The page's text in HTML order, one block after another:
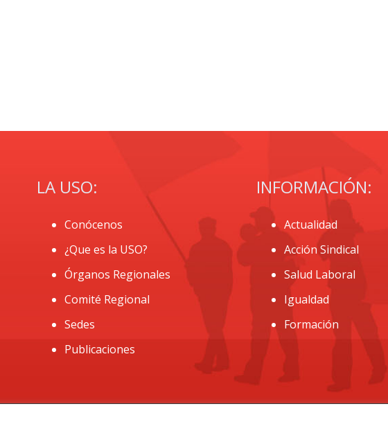
LA USO:
Conócenos
¿Que es la USO?
Órganos Regionales
Comité Regional
Sedes
Publicaciones
INFORMACIÓN:
Actualidad
Acción Sindical
Salud Laboral
Igualdad
Formación